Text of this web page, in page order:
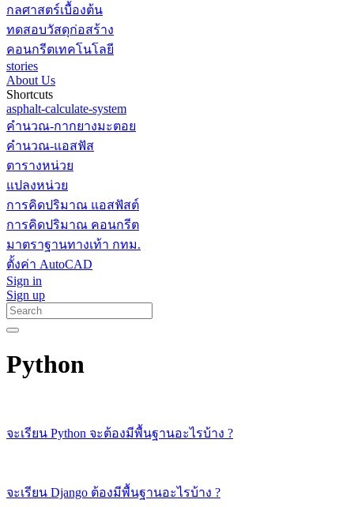
กลศาสตร์เบื้องต้น
ทดสอบวัสดุก่อสร้าง
คอนกรีตเทคโนโลยี
stories
About Us
Shortcuts
asphalt-calculate-system
คำนวณ-กากยางมะตอย
คำนวณ-แอสฟัส
ตารางหน่วย
แปลงหน่วย
การคิดปริมาณ แอสฟัสต์
การคิดปริมาณ คอนกรีต
มาตราฐานทางเท้า กทม.
ตั้งค่า AutoCAD
Sign in
Sign up
Python
จะเรียน Python จะต้องมีพื้นฐานอะไรบ้าง ?
จะเรียน Django ต้องมีพื้นฐานอะไรบ้าง ?